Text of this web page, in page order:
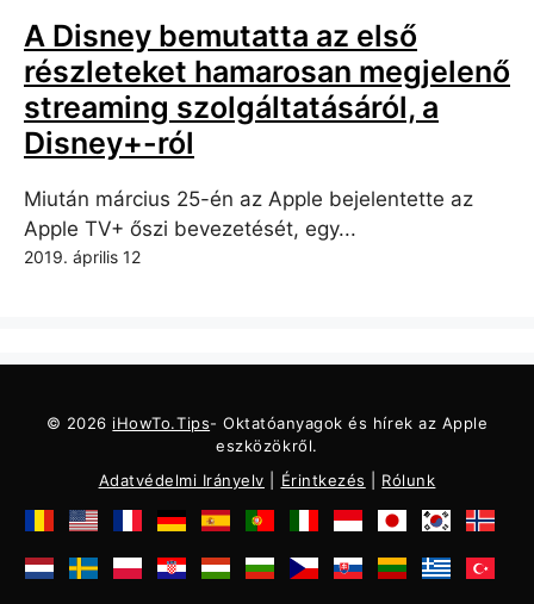
A Disney bemutatta az első
részleteket hamarosan megjelenő
streaming szolgáltatásáról, a
Disney+-ról
Miután március 25-én az Apple bejelentette az
Apple TV+ őszi bevezetését, egy...
2019. április 12
© 2026 iHowTo.Tips- Oktatóanyagok és hírek az Apple
eszközökről.
Adatvédelmi Irányelv
Érintkezés Rólunk